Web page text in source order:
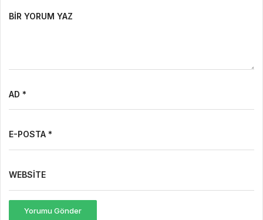
BIR YORUM YAZ
AD *
E-POSTA *
WEBSITE
Yorumu Gönder